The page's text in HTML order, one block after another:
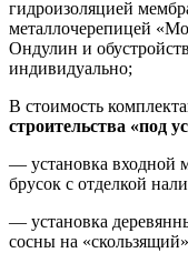
гидроизоляцией
металлочерепицей
Ондулин и
индивидуально;
В стоимость
строительства «под
— установка входной
брусок с отделкой
— установка
сосны на